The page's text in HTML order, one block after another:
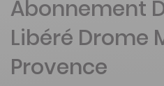
Abonnement
Libéré Drome
Provence